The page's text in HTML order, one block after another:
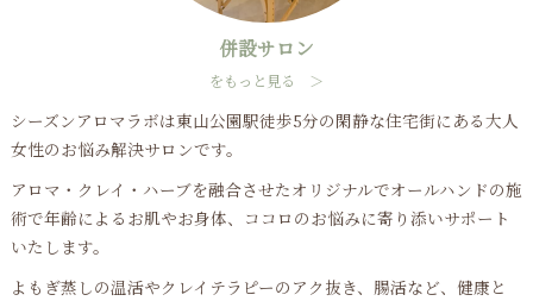
併設サロン
をもっと見る ＞
シーズンアロマラボは東山公園駅徒歩5分の閑静な住宅街にある大人
女性のお悩み解決サロンです。
アロマ・クレイ・ハーブを融合させたオリジナルでオールハンドの施
術で年齢によるお肌やお身体、ココロのお悩みに寄り添いサポート
いたします。
よもぎ蒸しの温活やクレイテラピーのアク抜き、腸活など、健康と